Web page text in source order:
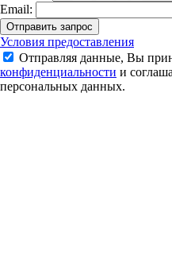
Воланы для бадминтона
2 250 ₽
Email:
Отправить запрос
Условия предоставления
Отправляя данные, Вы
конфиденциальности и
персональных данных.